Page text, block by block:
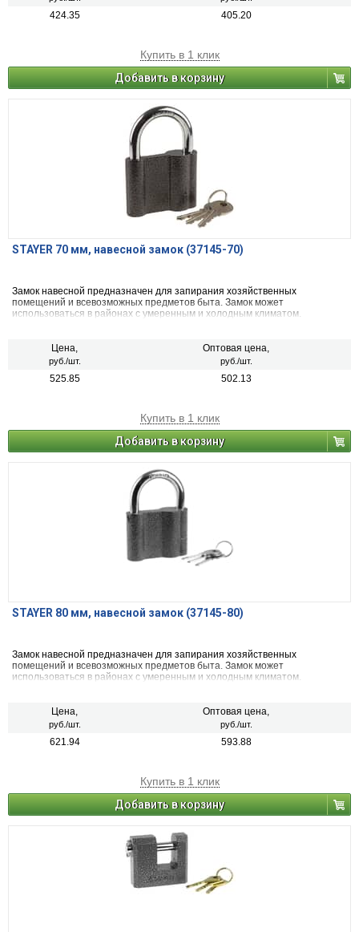
424.35 405.20
Купить в 1 клик
Добавить в корзину
STAYER 70 мм, навесной замок (37145-70)
Замок навесной предназначен для запирания хозяйственных
помещений и всевозможных предметов быта. Замок может
использоваться в районах с умеренным и холодным климатом.
Цена,
руб./шт.
Оптовая цена,
руб./шт.
525.85 502.13
Купить в 1 клик
Добавить в корзину
STAYER 80 мм, навесной замок (37145-80)
Замок навесной предназначен для запирания хозяйственных
помещений и всевозможных предметов быта. Замок может
использоваться в районах с умеренным и холодным климатом.
Цена,
руб./шт.
Оптовая цена,
руб./шт.
621.94 593.88
Купить в 1 клик
Добавить в корзину